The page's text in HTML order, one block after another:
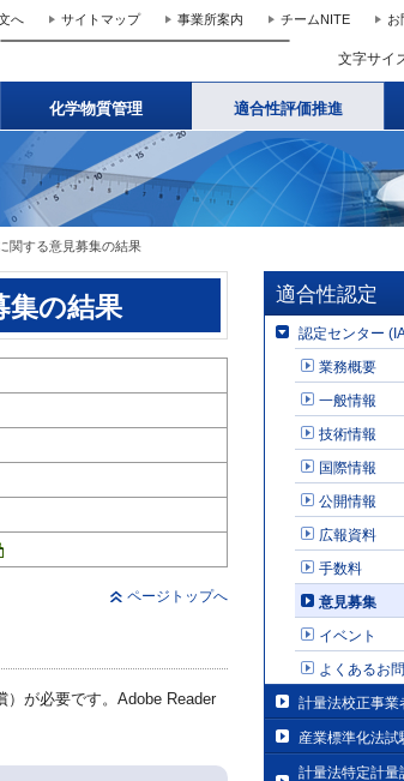
へ サイトマップ 事業所案内 チームNITE お
文字サイ
化学物質管理 適合性評価推進
関する意見募集の結果
集の結果
ページトップへ
）が必要です。Adobe Reader
適合性認定
認定センター
業務概要
一般情報
技術情報
国際情報
公開情報
広報資料
手数料
意見募集
イベント
よくあるお
計量法校正事業
産業標準化法
計量法特定計量